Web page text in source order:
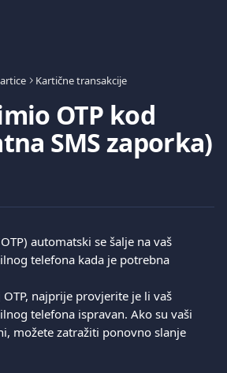
Kartične transakcije
OTP kod
SMS zaporka)
automatski se šalje na vaš
telefona kada je potrebna
najprije provjerite je li vaš
telefona ispravan. Ako su vaši
možete zatražiti ponovno slanje